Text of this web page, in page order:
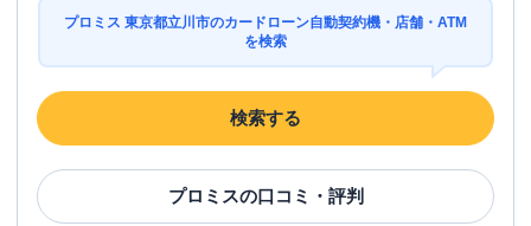
プロミス 東京都立川市のカードローン自動契約機・店舗・ATM
を検索
検索する
プロミスの口コミ・評判